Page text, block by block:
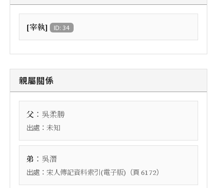
[宰執] ID: 34
親屬關係
父 ： 吳柔勝
出處： 未知
弟 ： 吳潛
出處： 宋人傳記資料索引(電子版) （頁 6172）